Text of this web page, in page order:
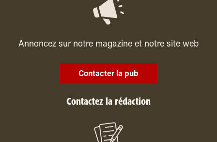
Annoncez sur notre magazine et notre site web
Contacter la pub
Contactez la rédaction